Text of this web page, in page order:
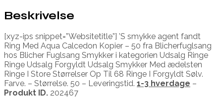
Beskrivelse
[xyz-ips snippet=”Websitetitle”] ’S smykke agent fandt
Ring Med Aqua Calcedon Kopier – 50 fra Blicherfuglsang
hos Blicher Fuglsang Smykker i kategorien Udsalg Ringe
Ringe Udsalg Forgyldt Udsalg Smykker Med ædelsten
Ringe I Store Størrelser Op Til 68 Ringe I Forgyldt Sølv.
Farve. – Størrelse. 50 – Leveringstid. 1-3 hverdage –
Produkt ID. 202467